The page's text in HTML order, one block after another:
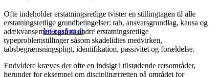
Internationalt
Ofte indeholder erstatningsretlige tvister en stillingtagen til alle
erstatningsretlige grundbetingelser: tab, ansvarsgrundlag, kausa og
adækvans, men også til andre erstatningsretlige
typeproblemstillinger såsom skadelidtes medvirken,
tabsbegrænsningspligt, identifikation, passivitet og forældelse.
Endvidere kræves der ofte en indsigt i tilstødende retsområder,
herunder for eksempel om disciplinærretten på området for